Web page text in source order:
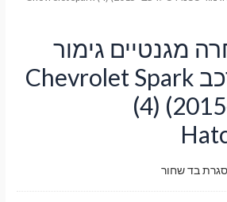
מגנטיים גימור
סטנדרט לרכב Chevrolet Spark
(4)
בד שחור